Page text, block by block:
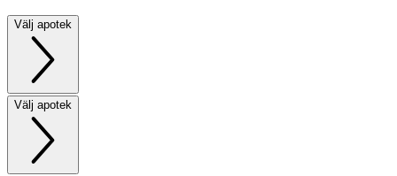
Välj apotek
Välj apotek